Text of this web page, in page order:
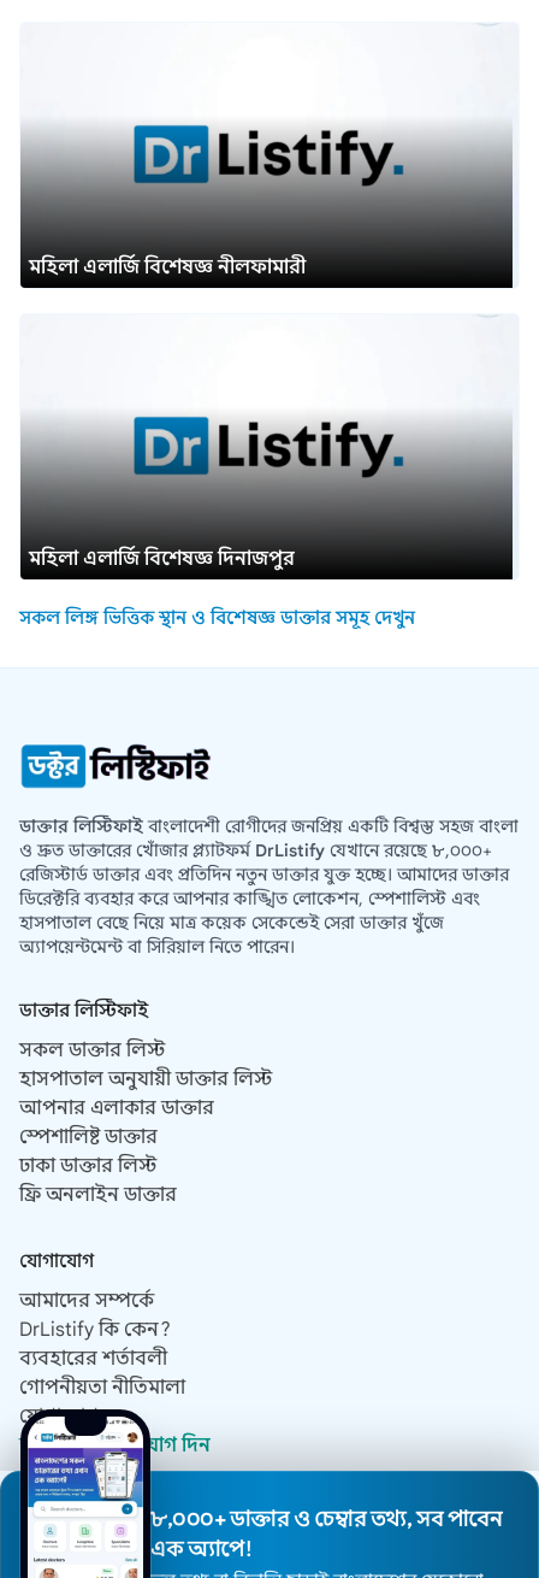
মহিলা এলার্জি বিশেষজ্ঞ নীলফামারী
মহিলা এলার্জি বিশেষজ্ঞ দিনাজপুর
সকল লিঙ্গ ভিত্তিক স্থান ও বিশেষজ্ঞ ডাক্তার সমূহ দেখুন
ডাক্তার লিস্টিফাইবাংলাদেশী রোগীদের জনপ্রিয় একটি বিশ্বস্ত সহজ বাংলা
ও দ্রুত ডাক্তারের খোঁজার প্ল্যাটফর্ম DrListify যেখানে রয়েছে ৮,০০০+
রেজিস্টার্ড ডাক্তার এবং প্রতিদিন নতুন ডাক্তার যুক্ত হচ্ছে। আমাদের ডাক্তার
ডিরেক্টরি ব্যবহার করে আপনার কাঙ্খিত লোকেশন, স্পেশালিস্ট এবং
হাসপাতাল বেছে নিয়ে মাত্র কয়েক সেকেন্ডেই সেরা ডাক্তার খুঁজে
অ্যাপয়েন্টমেন্ট বা সিরিয়াল নিতে পারেন।
ডাক্তার লিস্টিফাই
সকল ডাক্তার লিস্ট
হাসপাতাল অনুযায়ী ডাক্তার লিস্ট
আপনার এলাকার ডাক্তার
স্পেশালিষ্ট ডাক্তার
ঢাকা ডাক্তার লিস্ট
ফ্রি অনলাইন ডাক্তার
যোগাযোগ
আমাদের সম্পর্কে
DrListify কি কেন?
ব্যবহারের শর্তাবলী
গোপনীয়তা নীতিমালা
যোগাযোগ
ডাক্তার হিসেবে যোগ দিন
© 2019 - 2026 সর্বস্বত্ব সংরক্ষিত।
ওয়েবসাইট ডিজাইন ও ডেভেলপমেন্ট করেছে
৮,০০০+ ডাক্তার ও চেম্বার তথ্য, সব পাবেন
এক অ্যাপে!